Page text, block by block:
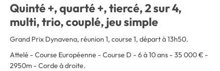
Quinté +, quarté +, tiercé, 2 sur 4,
multi, trio, couplé, jeu simple
Grand Prix Dynavena, réunion 1, course 1, départ à 13h50.
Attelé - Course Européenne - Course D - 6 à 10 ans - 35 000 € -
2950m - Corde à droite.